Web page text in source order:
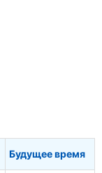
Будущее время